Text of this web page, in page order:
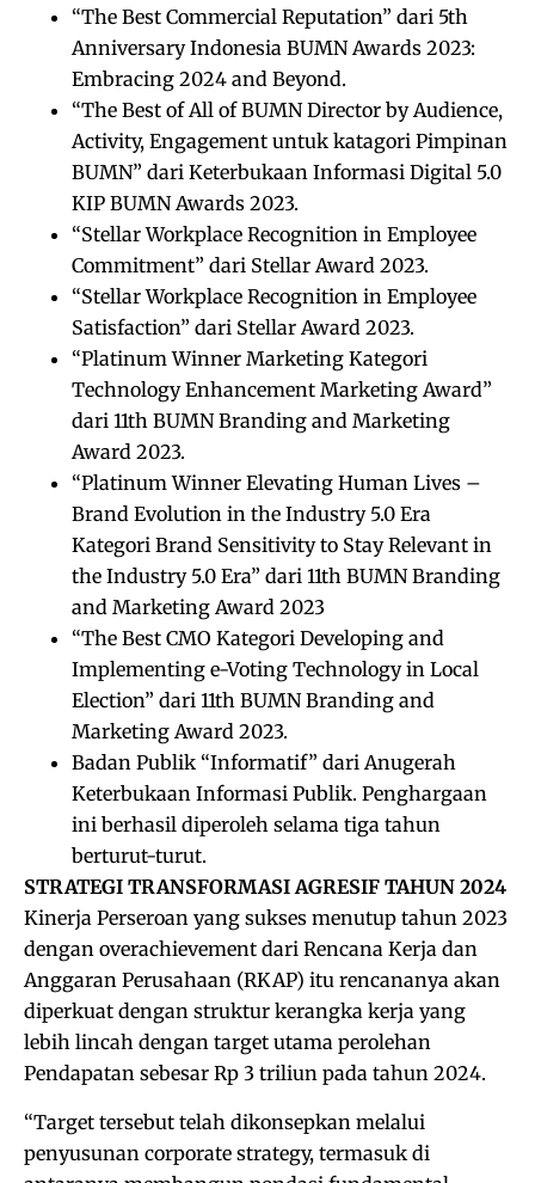
“The Best Commercial Reputation” dari 5th
Anniversary Indonesia BUMN Awards 2023:
Embracing 2024 and Beyond.
“The Best of All of BUMN Director by Audience,
Activity, Engagement untuk katagori Pimpinan
BUMN” dari Keterbukaan Informasi Digital 5.0
KIP BUMN Awards 2023.
“Stellar Workplace Recognition in Employee
Commitment” dari Stellar Award 2023.
“Stellar Workplace Recognition in Employee
Satisfaction” dari Stellar Award 2023.
“Platinum Winner Marketing Kategori
Technology Enhancement Marketing Award”
dari 11th BUMN Branding and Marketing
Award 2023.
“Platinum Winner Elevating Human Lives –
Brand Evolution in the Industry 5.0 Era
Kategori Brand Sensitivity to Stay Relevant in
the Industry 5.0 Era” dari 11th BUMN Branding
and Marketing Award 2023
“The Best CMO Kategori Developing and
Implementing e-Voting Technology in Local
Election” dari 11th BUMN Branding and
Marketing Award 2023.
Badan Publik “Informatif” dari Anugerah
Keterbukaan Informasi Publik. Penghargaan
ini berhasil diperoleh selama tiga tahun
berturut-turut.
STRATEGI TRANSFORMASI AGRESIF TAHUN 2024
Kinerja Perseroan yang sukses menutup tahun 2023
dengan overachievement dari Rencana Kerja dan
Anggaran Perusahaan (RKAP) itu rencananya akan
diperkuat dengan struktur kerangka kerja yang
lebih lincah dengan target utama perolehan
Pendapatan sebesar Rp 3 triliun pada tahun 2024.
“Target tersebut telah dikonsepkan melalui
penyusunan corporate strategy, termasuk di